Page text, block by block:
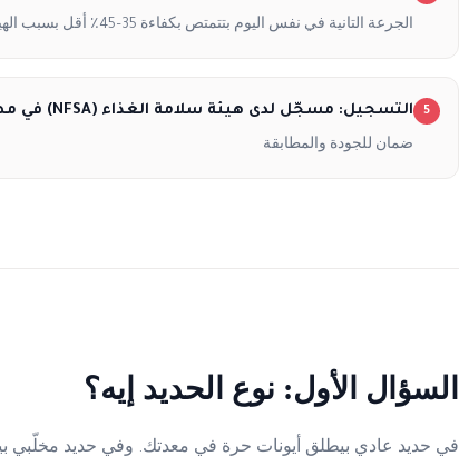
الجرعة التانية في نفس اليوم بتتمتص بكفاءة 35–45٪ أقل بسبب الهيبسيدين
5 التسجيل: مسجّل لدى هيئة سلامة الغذاء (NFSA) في مصر
ضمان للجودة والمطابقة
السؤال الأول: نوع الحديد إيه؟
في حديد عادي بيطلق أيونات حرة في معدتك. وفي حديد مخلّبي